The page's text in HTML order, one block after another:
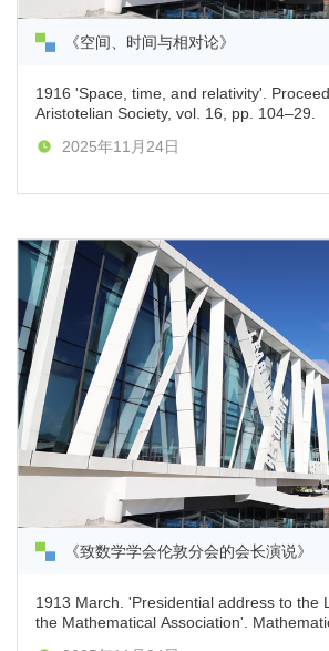
《空间、时间与相对论》
1916 'Space, time, and relativity'.
Aristotelian Society, vol. 16, pp. 104–29.
2025年11月24日
《致数学学会伦敦分会的会长演说》
1913 March. 'Presidential address to the
the Mathematical Association'.